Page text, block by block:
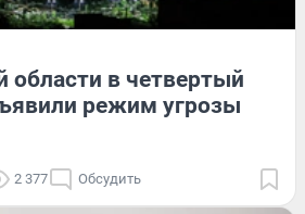
области в четвертый
режим угрозы
2 377 Обсудить